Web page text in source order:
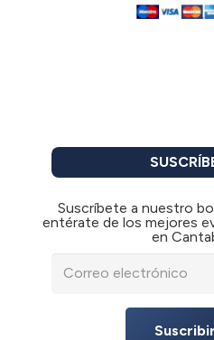
Suscríbete a nuestro
entérate de los mejores
en